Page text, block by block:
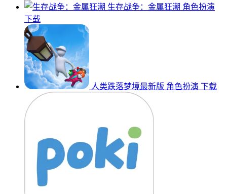
生存战争：金属狂潮 角色扮演
下载
人类跌落梦境最新版 角色扮演 下载